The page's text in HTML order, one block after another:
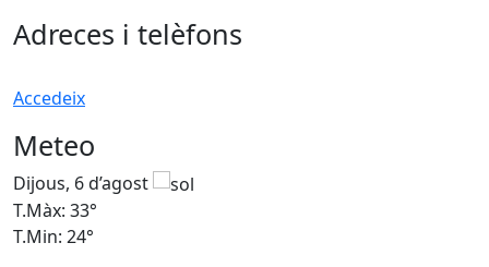
Adreces i telèfons
Accedeix
Meteo
Dijous, 6 d’agost
T.Màx: 33°
T.Min: 24°